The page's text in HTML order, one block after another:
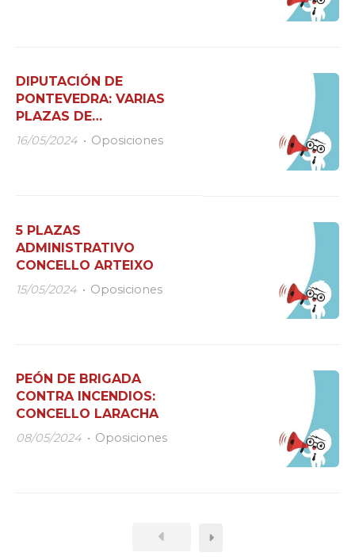
DIPUTACIÓN DE
PONTEVEDRA: VARIAS
PLAZAS DE
ADMINISTRACIÓN
16/05/2024 Oposiciones
5 PLAZAS
ADMINISTRATIVO
CONCELLO ARTEIXO
15/05/2024 Oposiciones
PEÓN DE BRIGADA
CONTRA INCENDIOS:
CONCELLO LARACHA
08/05/2024 Oposiciones